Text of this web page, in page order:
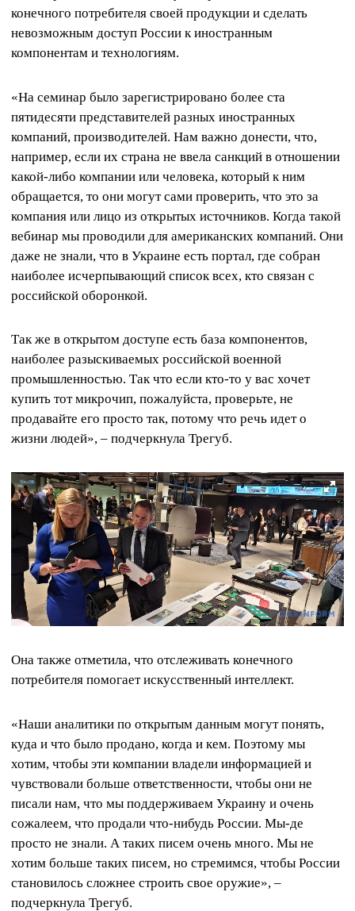
конечного потребителя своей продукции и сделать
невозможным доступ России к иностранным
компонентам и технологиям.
«На семинар было зарегистрировано более ста
пятидесяти представителей разных иностранных
компаний, производителей. Нам важно донести, что,
например, если их страна не ввела санкций в отношении
какой-либо компании или человека, который к ним
обращается, то они могут сами проверить, что это за
компания или лицо из открытых источников. Когда такой
вебинар мы проводили для американских компаний. Они
даже не знали, что в Украине есть портал, где собран
наиболее исчерпывающий список всех, кто связан с
российской оборонкой.
Так же в открытом доступе есть база компонентов,
наиболее разыскиваемых российской военной
промышленностью. Так что если кто-то у вас хочет
купить тот микрочип, пожалуйста, проверьте, не
продавайте его просто так, потому что речь идет о
жизни людей», – подчеркнула Трегуб.
Она также отметила, что отслеживать конечного
потребителя помогает искусственный интеллект.
«Наши аналитики по открытым данным могут понять,
куда и что было продано, когда и кем. Поэтому мы
хотим, чтобы эти компании владели информацией и
чувствовали больше ответственности, чтобы они не
писали нам, что мы поддерживаем Украину и очень
сожалеем, что продали что-нибудь России. Мы-де
просто не знали. А таких писем очень много. Мы не
хотим больше таких писем, но стремимся, чтобы России
становилось сложнее строить свое оружие», –
подчеркнула Трегуб.